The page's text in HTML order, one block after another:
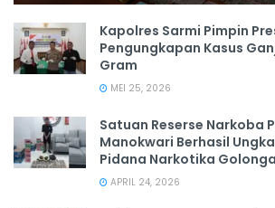
Kapolres Sarmi Pimpin
Pengungkapan Kasus
Gram
MEI 25, 2026
Satuan Reserse Narkoba
Manokwari Berhasil
Pidana Narkotika
APRIL 24, 2026